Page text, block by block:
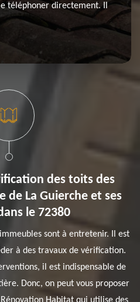
téléphoner directement. Il
des toits des
de La Guierche et ses
le 72380
sont à entretenir. Il est
à des travaux de vérification.
il est indispensable de
Donc, on peut vous proposer